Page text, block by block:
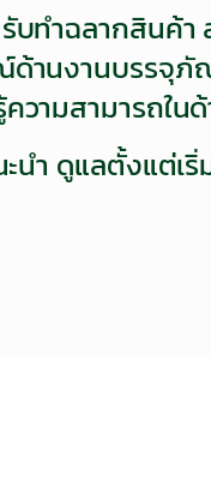
ทำฉลากสินค้า
ด้านงานบรรจุ
วามสามารถใน
ะนำ ดูแลตั้งแต่เ